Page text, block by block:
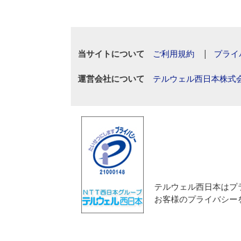
当サイトについて ご利用規約 | プラ
運営会社について テルウェル西日本株式
テルウェル西日本はプ
お客様のプライバシー